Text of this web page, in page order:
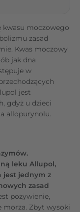
moczowego
zasad
Kwas moczowy
jak dna
w
jest
gdyż u dzieci
allopurynolu.
leku Allupol,
jest jednym z
zasad
pożywienie,
morza. Zbyt wysoki